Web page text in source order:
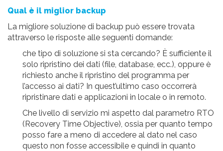
Qual è il miglior backup
La migliore soluzione di backup può essere trovata
attraverso le risposte alle seguenti domande:
che tipo di soluzione si sta cercando? È sufficiente il
solo ripristino dei dati (file, database, ecc.), oppure è
richiesto anche il ripristino del programma per
l’accesso ai dati? In quest’ultimo caso occorrerà
ripristinare dati e applicazioni in locale o in remoto.
Che livello di servizio mi aspetto dal parametro RTO
(Recovery Time Objective), ossia per quanto tempo
posso fare a meno di accedere al dato nel caso
questo non fosse accessibile e quindi in quanto